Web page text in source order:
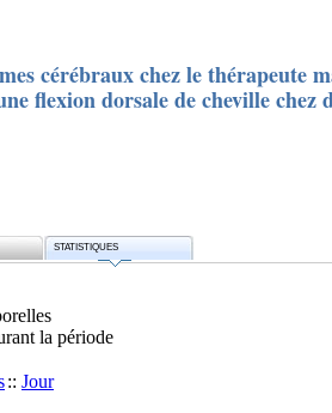
cérébraux chez le thérapeute
flexion dorsale de cheville chez
STATISTIQUES